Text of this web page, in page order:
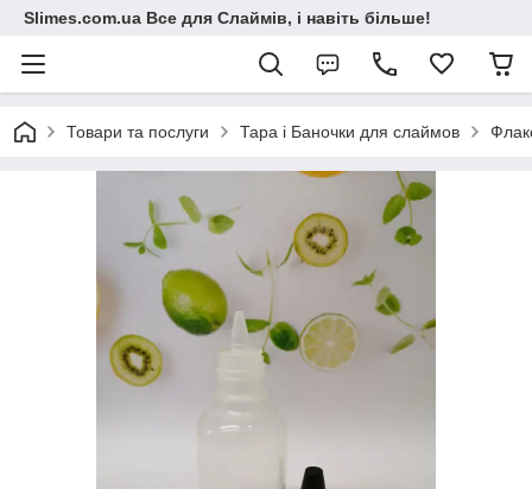
Slimes.com.ua Все для Слаймів, і навіть більше!
Товари та послуги Тара і Баночки для слаймов